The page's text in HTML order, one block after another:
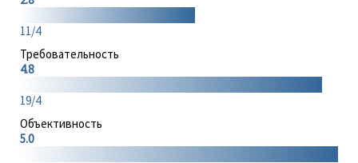
11/4
Требовательность
4.8
19/4
Объективность
5.0